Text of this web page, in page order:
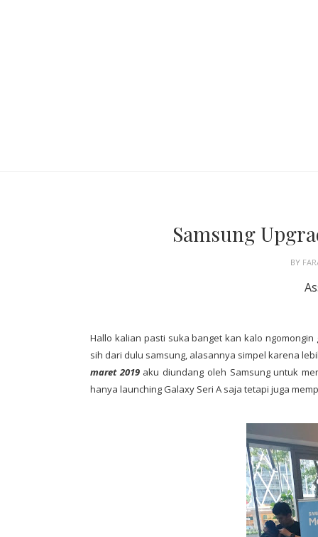
Samsung
BY
Hallo kalian pasti suka banget kan kalo
sih dari dulu samsung, alasannya simpel karena
maret 2019aku diundang oleh Samsung untuk
hanya launching Galaxy Seri A saja tetapi juga